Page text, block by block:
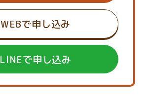
WEBで申し込み
LINEで申し込み